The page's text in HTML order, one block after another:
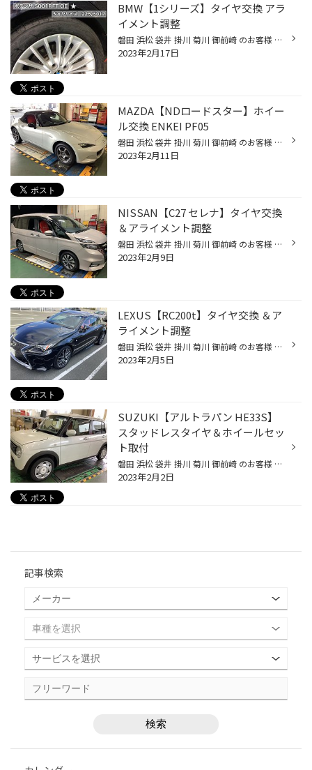
BMW【1シリーズ】タイヤ交換 アラ
イメント調整
磐田 浜松 袋井 掛川 菊川 御前崎 のお客様 いつもご来店ありがとうございます。 磐田市弥藤太島にあります ブリヂストンタイヤの専門店 タイヤ館磐田店です。 今回はBMW【1シリーズ】タイヤ交換 アライメント調整のご紹介です。 パンクしても一定距離走行可能な 【ランフラットタイヤ】装着のお車...
2023年2月17日
MAZDA【NDロードスター】ホイー
ル交換 ENKEI PF05
磐田 浜松 袋井 掛川 菊川 御前崎 のお客様 いつもご来店ありがとうございます。 磐田市弥藤太島にあります ブリヂストンタイヤの専門店 タイヤ館磐田店です。 今回はMAZDA【NDロードスター】ホイール交換のご紹介です。 ホイール交換のご相談でのご来店でした。 ホイールの交換はインチアップに目...
2023年2月11日
NISSAN【C27 セレナ】タイヤ交換
＆アライメント調整
磐田 浜松 袋井 掛川 菊川 御前崎 のお客様 いつもご来店ありがとうございます。 磐田市弥藤太島にあります ブリヂストンタイヤの専門店 タイヤ館磐田店です。 今回はNISSAN【C27 セレナ】タイヤ交換＆アライメント調整のご紹介です。 C27セレナにてタイヤ交換のご用命でした。 装着させて頂いたタ...
2023年2月9日
LEXUS【RC200t】タイヤ交換 ＆ア
ライメント調整
磐田 浜松 袋井 掛川 菊川 御前崎 のお客様 いつもご来店ありがとうございます。 磐田市弥藤太島にあります ブリヂストンタイヤの専門店 タイヤ館磐田店です。 今回はLEXUS【RC200t】タイヤ交換 ＆アライメント調整のご紹介です。 タイヤ交換のご相談での来店でした。 タイヤは純正品と同じものをご...
2023年2月5日
SUZUKI【アルトラパン HE33S】
スタッドレスタイヤ＆ホイールセッ
ト取付
磐田 浜松 袋井 掛川 菊川 御前崎 のお客様 いつもご来店ありがとうございます。 磐田市弥藤太島にあります ブリヂストンタイヤの専門店 タイヤ館磐田店です。 今回はSUZUKI【アルトラパン HE33S】スタッドレスタイヤ＆ホイールセット取付のご紹介です。 寒波にて急遽スタッドレスタイヤが必要にな...
2023年2月2日
記事検索